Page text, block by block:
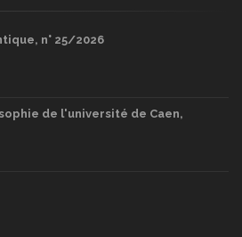
n° 25/2026
de l'université de Caen,